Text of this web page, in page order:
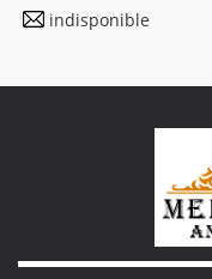
indisponible